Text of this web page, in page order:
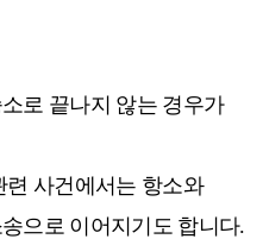
로 끝나지 않는 경우가
사건에서는 항소와
으로 이어지기도 합니다.